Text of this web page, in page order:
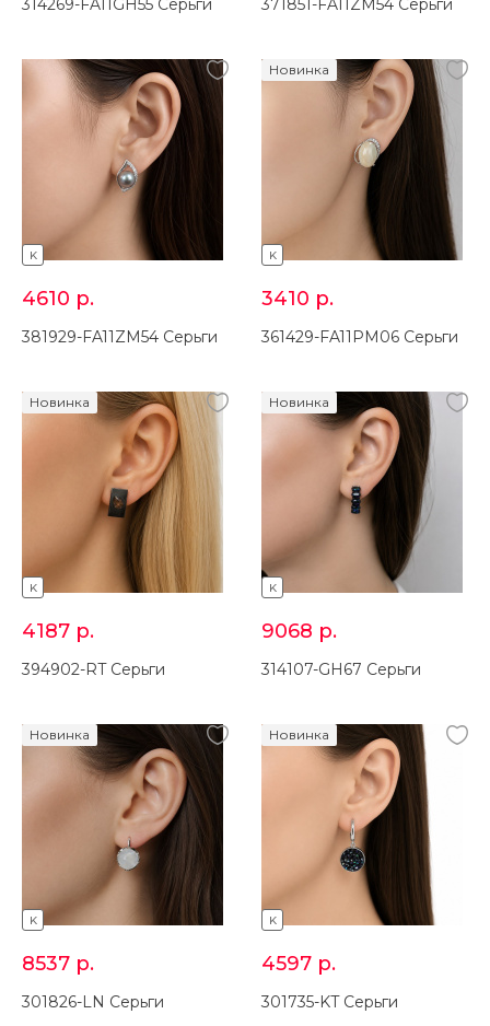
314269-FA11GH55 Серьги 371851-FA11ZM54 Серьги
K
4610 р.
381929-FA11ZM54 Серьги
K
Новинка
3410 р.
361429-FA11PM06 Серьги
K
Новинка
4187 р.
394902-RT Серьги
K
Новинка
9068 р.
314107-GH67 Серьги
K
Новинка
8537 р.
301826-LN Серьги
K
Новинка
4597 р.
301735-KT Серьги